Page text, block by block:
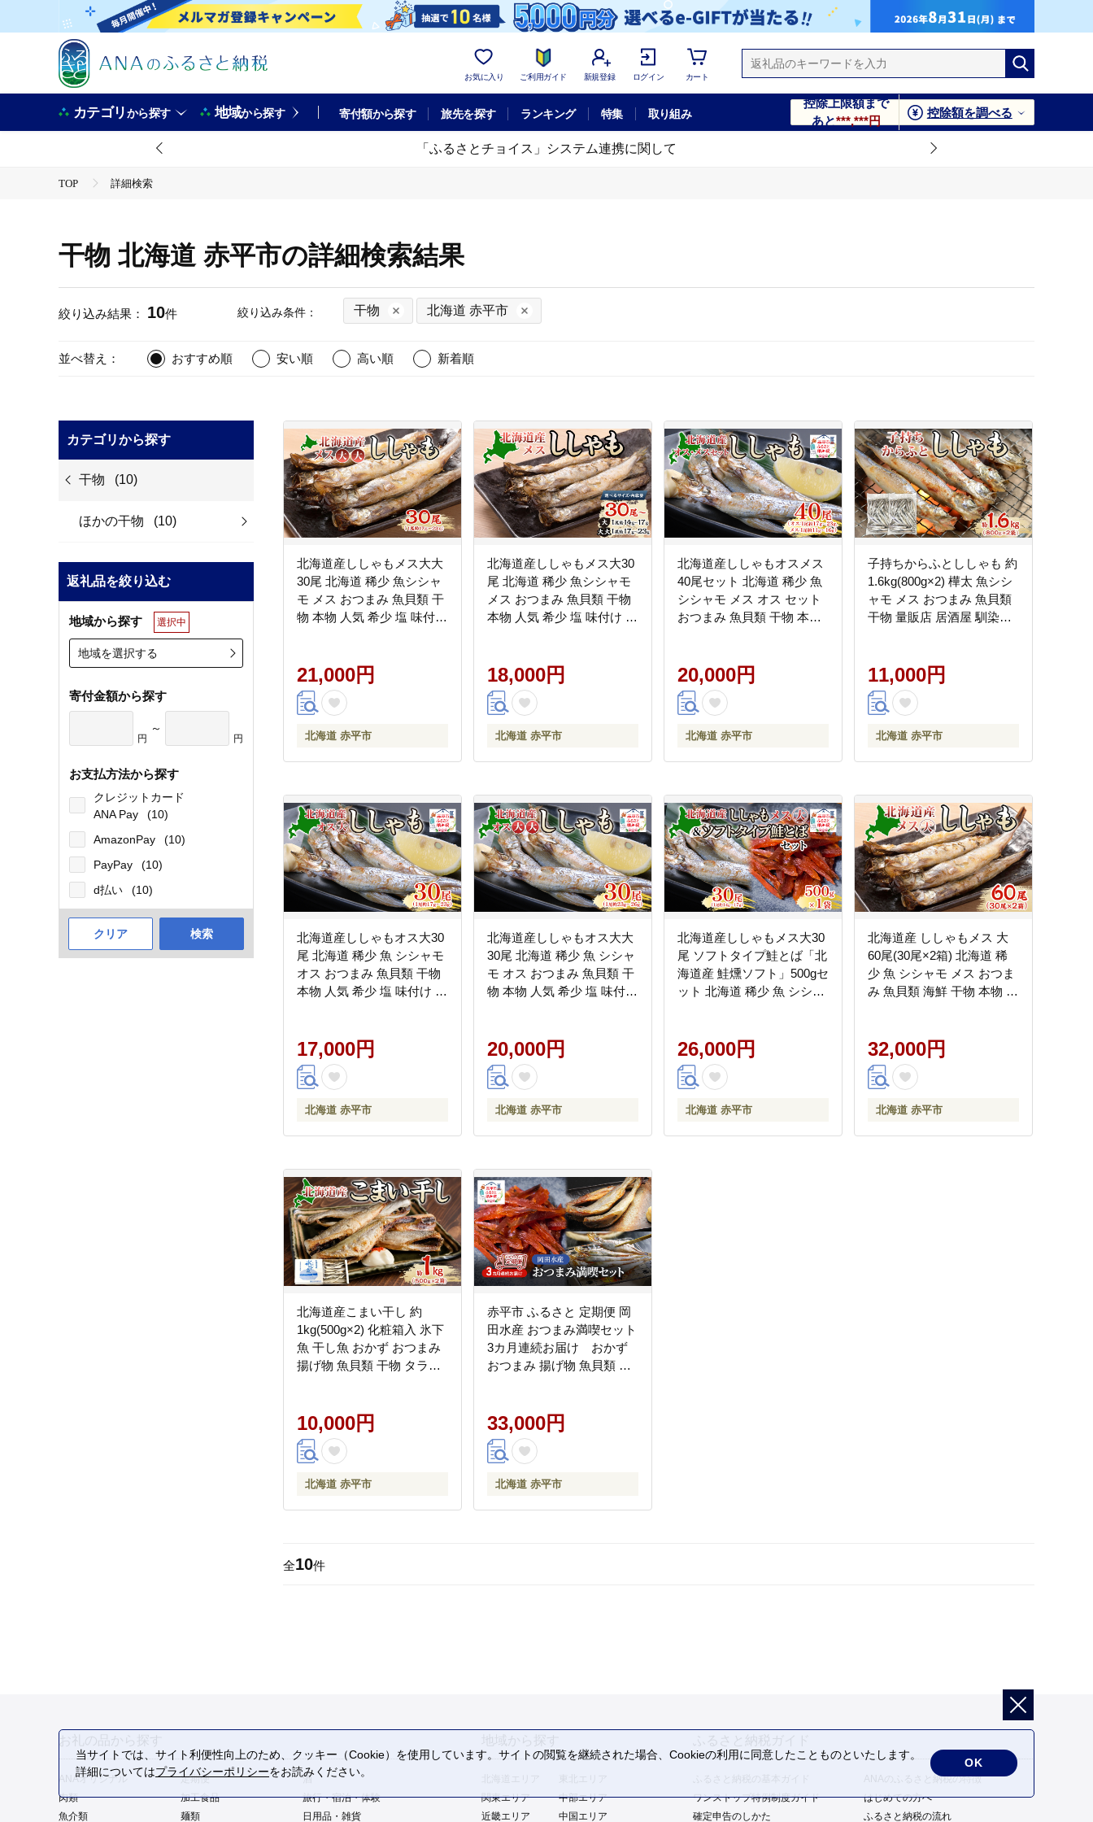
お気に入り ご利用ガイド 新規登録 ログイン カート
カテゴリから探す 地域から探す 寄付額から探す 旅先を探す ランキング 特集 取り組み
控除上限額まで
あと***,***円
控除額を調べる
「ふるさとチョイス」システム連携に関して
TOP 詳細検索
干物 北海道 赤平市の詳細検索結果
絞り込み結果： 10件 絞り込み条件： 干物 北海道 赤平市
並べ替え： おすすめ順 安い順 高い順 新着順
カテゴリから探す
干物 (10)
ほかの干物 (10)
返礼品を絞り込む
地域から探す 選択中
地域を選択する
寄付金額から探す
円
～
円
お支払方法から探す
クレジットカード
ANA Pay
(10)
AmazonPay
(10)
PayPay
(10)
d払い
(10)
クリア 検索
北海道産ししゃもメス大大
30尾 北海道 稀少 魚シシャ
モ メス おつまみ 魚貝類 干
物 本物 人気 希少 塩 味付け
21,000円
北海道 赤平市
北海道産ししゃもメス大30
尾 北海道 稀少 魚シシャモ
メス おつまみ 魚貝類 干物
本物 人気 希少 塩 味付け 脂
18,000円
北海道 赤平市
北海道産ししゃもオスメス
40尾セット 北海道 稀少 魚
シシャモ メス オス セット
おつまみ 魚貝類 干物 本物
20,000円
北海道 赤平市
子持ちからふとししゃも 約
1.6kg(800g×2) 樺太 魚シシ
ャモ メス おつまみ 魚貝類
干物 量販店 居酒屋 馴染み
11,000円
北海道 赤平市
北海道産ししゃもオス大30
尾 北海道 稀少 魚 シシャモ
オス おつまみ 魚貝類 干物
本物 人気 希少 塩 味付け 脂
17,000円
北海道 赤平市
北海道産ししゃもオス大大
30尾 北海道 稀少 魚 シシャ
モ オス おつまみ 魚貝類 干
物 本物 人気 希少 塩 味付け
20,000円
北海道 赤平市
北海道産ししゃもメス大30
尾 ソフトタイプ鮭とば「北
海道産 鮭燻ソフト」500gセ
ット 北海道 稀少 魚 シシャ
26,000円
北海道 赤平市
北海道産 ししゃもメス 大
60尾(30尾×2箱) 北海道 稀
少 魚 シシャモ メス おつま
み 魚貝類 海鮮 干物 本物 人
惣菜 酒の肴 国産 北海道 赤
平市
32,000円
北海道 赤平市
北海道産こまい干し 約
1kg(500g×2) 化粧箱入 氷下
魚 干し魚 おかず おつまみ
揚げ物 魚貝類 干物 タラ科
10,000円
北海道 赤平市
赤平市 ふるさと 定期便 岡
田水産 おつまみ満喫セット
3カ月連続お届け おかず
おつまみ 揚げ物 魚貝類 干
33,000円
北海道 赤平市
全10件
お礼の品から探す
ANAオリジナル 定期便
酒
肉類
加工食品
旅行・宿泊・体験
魚介類
麺類 日用品・雑貨
地域から探す
関東エリア
中部エリア
近畿エリア
中国エリア
ふるさと納税ガイド
ふるさと納税の基本ガイド
ANAのふるさと納税の特徴
ワンストップ特例制度ガイド
はじめての方へ
確定申告のしかた
ふるさと納税の流れ
当サイトでは、サイト利便性向上のため、クッキー（Cookie）を使用しています。サイトの閲覧を継続された場合、Cookieの利用に同意したことものといたします。
詳細についてはプライバシーポリシーをお読みください。
OK